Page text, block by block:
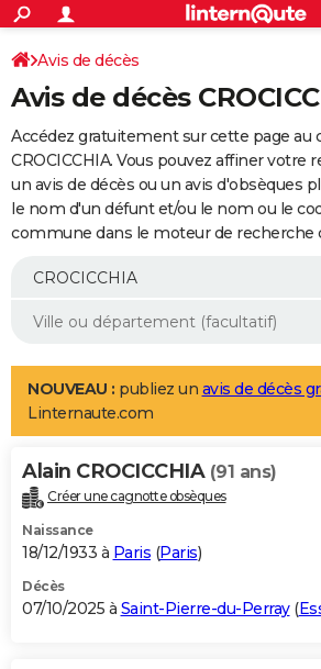
ACTUALITÉS
Politique
Société
Faits Divers
Education
Monde
Villes
+
SPORT
Coupe du monde 2026
Football
Tennis
Cyclisme
Rugby
Forum
Programme TV
TNT
Streaming
Cinéma
Sorties cinéma
Musique
+
FINANCE
Impôts
Immobilier
Risques naturels par ville
Banque
Assurance
Crédit
AUTO
Essais
Réserver un essai
Citadines
Berlines
SUV
Forum auto
+
Mobiles
Meilleur smartphone
Internet
Ordinateurs
Jeux vidéo
Guide high-tech
Aménagement intérieur
LIFESTYLE
Art de vivre
Bien-être
Loisirs
Mode
Modes de vie
Alimentation
Guide de la santé
Maladies
Médicaments
Sommeil
VOYAGE
Destinations
City break
Voyage nature
Voyage de noces
Forum
Climat
+PHOTO
GUIDES D'ACHAT
BONS PLANS
Avis de décès
Avis de décès
Accédez gratuitement sur cette page au
CROCICCHIA. Vous pouvez affiner votre
un avis de décès ou un avis d'obsèques
le nom d'un défunt et/ou le nom ou le
commune dans le moteur de recherche
NOUVEAU : publiez un avis de décès
Linternaute.com
Alain CROCICCHIA (91 ans)
Créer une cagnotte obsèques
Naissance
18/12/1933 à Paris (Paris)
Décès
07/10/2025 à Saint-Pierre-du-Perray(